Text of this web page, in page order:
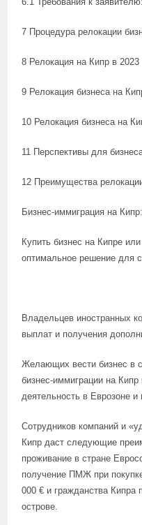
7 Процедура релокации
8 Релокация на Кипр в 2023
9 Релокация бизнеса на
10 Релокация бизнеса на
11 Перспективы для
12 Преимущества
Бизнес-иммиграция на
Купить бизнес на Кипре
оптимальное решение для
Владельцев иностранных
выплат и получения
Желающих вести бизнес в
бизнес-иммиграции на
деятельность в Еврозоне
Сотрудников компаний и
Кипр даст следующие
проживание в стране
получение ПМЖ при
000 € и гражданства Кипра
острове.